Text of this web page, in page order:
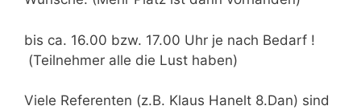
bis ca. 16.00 bzw. 17.00 Uhr je nach Bedarf !
(Teilnehmer alle die Lust haben)
Viele Referenten (z.B. Klaus Hanelt 8.Dan) sind